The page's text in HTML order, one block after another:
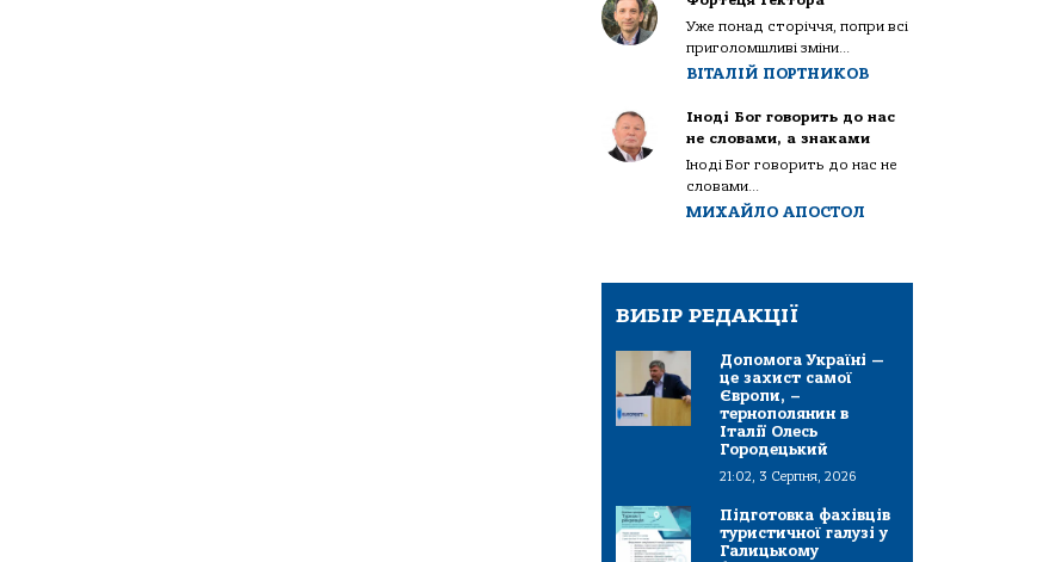
Уже понад сторіччя, попри всі
приголомшливі зміни...
ВІТАЛІЙ ПОРТНИКОВ
Іноді Бог говорить до нас
не словами, а знаками
Іноді Бог говорить до нас не
словами...
МИХАЙЛО АПОСТОЛ
ВИБІР РЕДАКЦІЇ
Допомога Україні —
це захист самої
Європи, –
тернополянин в
Італії Олесь
Городецький
21:02, 3 Серпня, 2026
Підготовка фахівців
туристичної галузі у
Галицькому